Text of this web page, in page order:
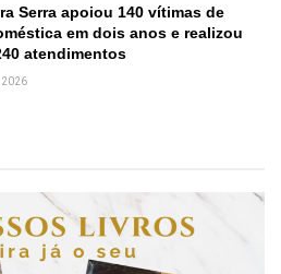
Serra apoiou 140 vítimas de
em dois anos e realizou
atendimentos
2026